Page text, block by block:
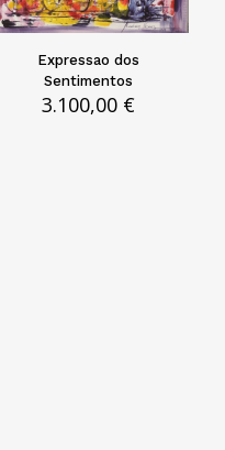
Expressao dos
Sentimentos
3.100,00 €